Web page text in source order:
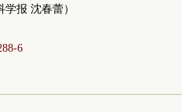
报 沈春蕾）
6